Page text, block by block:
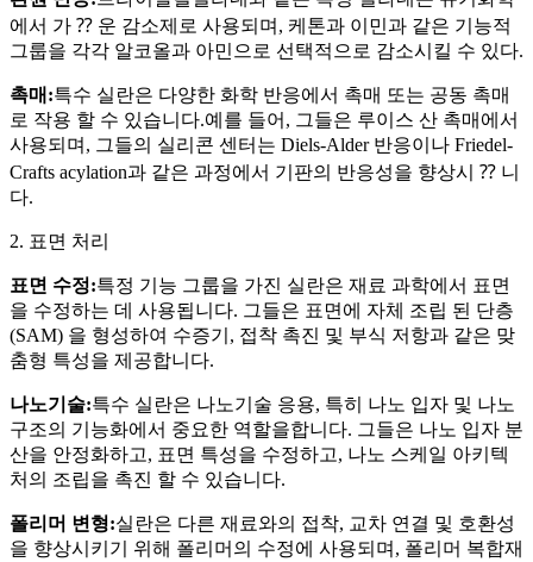
에서 가 ⁇ 운 감소제로 사용되며, 케톤과 이민과 같은 기능적
그룹을 각각 알코올과 아민으로 선택적으로 감소시킬 수 있다.
촉매:특수 실란은 다양한 화학 반응에서 촉매 또는 공동 촉매
로 작용 할 수 있습니다.예를 들어, 그들은 루이스 산 촉매에서
사용되며, 그들의 실리콘 센터는 Diels-Alder 반응이나 Friedel-
Crafts acylation과 같은 과정에서 기판의 반응성을 향상시 ⁇ 니
다.
2. 표면 처리
표면 수정:특정 기능 그룹을 가진 실란은 재료 과학에서 표면
을 수정하는 데 사용됩니다. 그들은 표면에 자체 조립 된 단층
(SAM) 을 형성하여 수증기, 접착 촉진 및 부식 저항과 같은 맞
춤형 특성을 제공합니다.
나노기술:특수 실란은 나노기술 응용, 특히 나노 입자 및 나노
구조의 기능화에서 중요한 역할을합니다. 그들은 나노 입자 분
산을 안정화하고, 표면 특성을 수정하고, 나노 스케일 아키텍
처의 조립을 촉진 할 수 있습니다.
폴리머 변형:실란은 다른 재료와의 접착, 교차 연결 및 호환성
을 향상시키기 위해 폴리머의 수정에 사용되며, 폴리머 복합재